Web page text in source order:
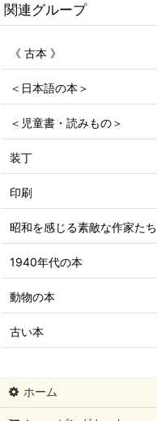
関連グループ
《 古本 》
＜日本語の本＞
＜児童書・読みもの＞
装丁
印刷
昭和を感じる素敵な作家たち
1940年代の本
動物の本
古い本
ホーム